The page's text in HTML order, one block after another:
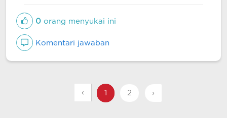
0 orang menyukai ini
Komentari jawaban
‹ 1 2 ›